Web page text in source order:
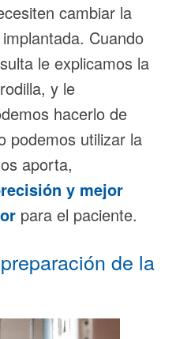
cambiar la
Cuando
le explicamos la
y le
hacerlo de
podemos utilizar la
aporta,
y mejor
para el paciente.
de la